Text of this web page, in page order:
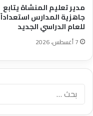
مدير تعليم المنشاة يتابع
جاهزية المدارس استعداداً
للعام الدراسي الجديد
7 أغسطس، 2026